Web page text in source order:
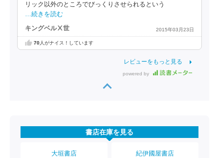
リック以外のところでびっくりさせられるという
…続きを読む
キングベルⅩ世 2015年03月23日
70人がナイス！しています
レビューをもっと見る
powered by
書店在庫を見る
大垣書店 紀伊國屋書店